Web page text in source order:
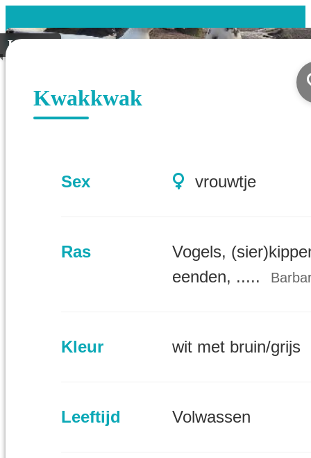
Koppel
Kwakkwak
Sex vrouwtje
Ras
Vogels,
eenden, .....
Kleur wit met bruin/grijs
Leeftijd Volwassen